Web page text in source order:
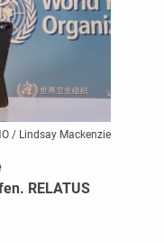
/ Lindsay Mackenzie
RELATUS